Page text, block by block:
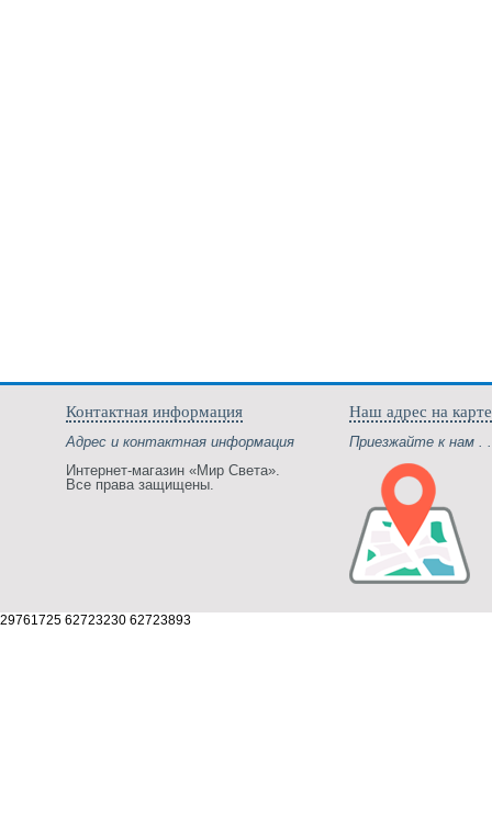
Контактная информация
Адрес и контактная информация
Интернет-магазин «Мир Света».
Все права защищены.
Наш адрес на карте
Приезжайте к нам .
29761725 62723230 62723893